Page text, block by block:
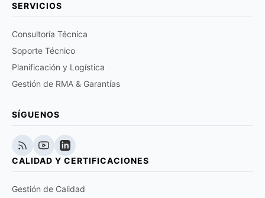
SERVICIOS
Consultoría Técnica
Soporte Técnico
Planificación y Logística
Gestión de RMA & Garantías
SÍGUENOS
CALIDAD Y CERTIFICACIONES
Gestión de Calidad